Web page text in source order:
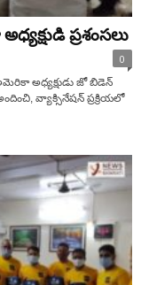
ప్ర‌శంస‌లు
0
అధ్య‌క్షుడు జో బిడెన్
వ్యాక్సినేష‌న్ ప్ర‌క్రియ‌లో